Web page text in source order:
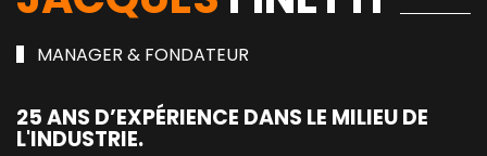
MANAGER & FONDATEUR
25 ANS D’EXPÉRIENCE DANS LE MILIEU DE
L'INDUSTRIE.